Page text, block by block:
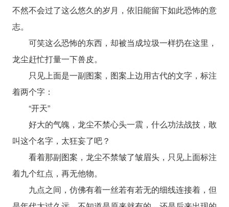
不然不会过了这么悠久的岁月，依旧能留下如此恐怖的意
志。
可笑这么恐怖的东西，却被当成垃圾一样扔在这里，
龙尘赶忙打量一下兽皮。
只见上面是一副图案，图案上边用古代的文字，标注
着两个字：
“开天”
好大的气魄，龙尘不禁心头一震，什么功法战技，敢
叫这个名字，太狂妄了吧？
看着那副图案，龙尘不禁皱了皱眉头，只见上面标注
着九个红点，再无他物。
九点之间，仿佛有着一丝若有若无的细线连接着，但